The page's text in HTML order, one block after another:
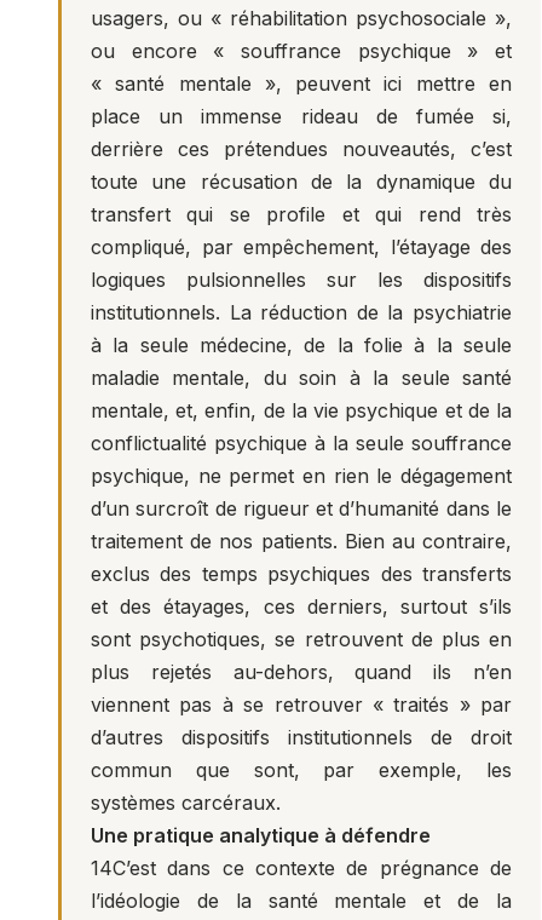
usagers, ou « réhabilitation psychosociale »,
ou encore « souffrance psychique » et
« santé mentale », peuvent ici mettre en
place un immense rideau de fumée si,
derrière ces prétendues nouveautés, c’est
toute une récusation de la dynamique du
transfert qui se profile et qui rend très
compliqué, par empêchement, l’étayage des
logiques pulsionnelles sur les dispositifs
institutionnels. La réduction de la psychiatrie
à la seule médecine, de la folie à la seule
maladie mentale, du soin à la seule santé
mentale, et, enfin, de la vie psychique et de la
conflictualité psychique à la seule souffrance
psychique, ne permet en rien le dégagement
d’un surcroît de rigueur et d’humanité dans le
traitement de nos patients. Bien au contraire,
exclus des temps psychiques des transferts
et des étayages, ces derniers, surtout s’ils
sont psychotiques, se retrouvent de plus en
plus rejetés au-dehors, quand ils n’en
viennent pas à se retrouver « traités » par
d’autres dispositifs institutionnels de droit
commun que sont, par exemple, les
systèmes carcéraux.
Une pratique analytique à défendre
14C’est dans ce contexte de prégnance de
l’idéologie de la santé mentale et de la